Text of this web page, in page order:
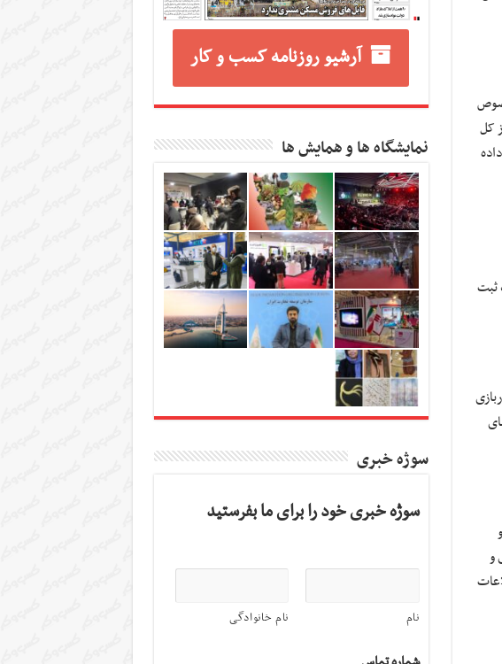
حبس کمتر از ۱۵ درصد از کل
داده
این بانک ثبت
و
آرشیو روزنامه کسب و کار
نمایشگاه ها و همایش ها
سوژه خبری
سوژه خبری خود را برای ما بفرستید
نام نام خانوادگی